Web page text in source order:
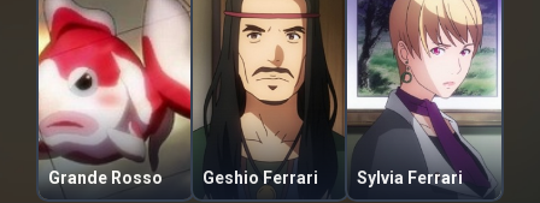
Grande Rosso Geshio Ferrari Sylvia Ferrari